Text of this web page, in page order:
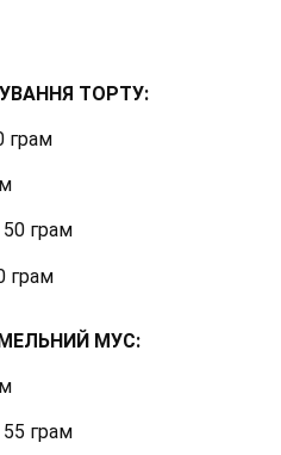
ТОРТУ:
грам
грам
грам
МУС:
грам